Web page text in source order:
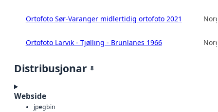
Ortofoto Sør-Varanger midlertidig ortofoto 2021
Ortofoto Larvik - Tjølling - Brunlanes 1966
Distribusjonar 8
Webside
jpegbin